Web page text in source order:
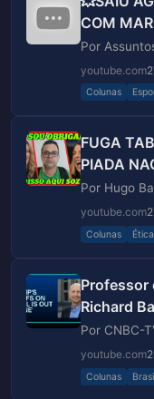
COM
Por
youtube.com
Colunas
FUGA
PIADA
CHORAM
Por Hugo
youtube.com
Colunas Ética
Professor
Richard
Por CNBC-
youtube.com
Colunas